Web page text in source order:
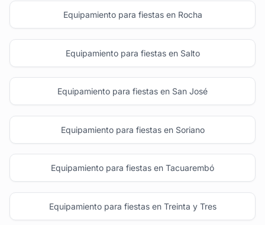
Equipamiento para fiestas en Rocha
Equipamiento para fiestas en Salto
Equipamiento para fiestas en San José
Equipamiento para fiestas en Soriano
Equipamiento para fiestas en Tacuarembó
Equipamiento para fiestas en Treinta y Tres